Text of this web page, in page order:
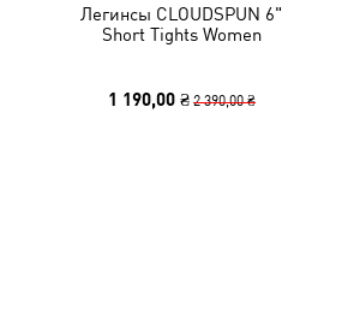
Легинсы CLOUDSPUN 6"
Short Tights Women
1 190,00 ₴ 2 390,00 ₴